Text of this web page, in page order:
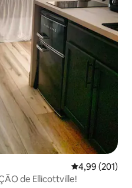
4,99 de uma
4,99 (201)
de Ellicottville!